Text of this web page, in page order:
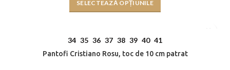
SELECTEAZĂ OPȚIUNILE
34 35 36 37 38 39 40 41
Pantofi Cristiano Rosu, toc de 10 cm patrat